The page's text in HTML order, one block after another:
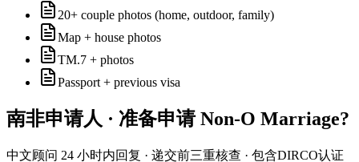
20+ couple photos (home, outdoor, family)
Map + house photos
TM.7 + photos
Passport + previous visa
南非申请人 · 准备申请Non-O Marriage?
中文顾问 24 小时内回复 · 递交前三重核查 · 包含DIRCO认证